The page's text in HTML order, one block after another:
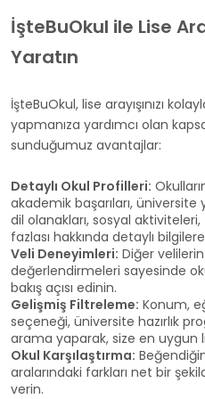
İşteBuOkul ile Lise
Yaratın
İşteBuOkul, lise arayışınızı
yapmanıza yardımcı olan
sunduğumuz avantajlar:
Detaylı Okul Profilleri:
akademik başarıları, üniversite
dil olanakları, sosyal
fazlası hakkında detaylı
Veli Deneyimleri: Diğer
değerlendirmeleri sayesinde
bakış açısı edinin.
Gelişmiş Filtreleme: Konum,
seçeneği, üniversite hazırlık
arama yaparak, size en uygun
Okul Karşılaştırma:
aralarındaki farkları net bir
verin.